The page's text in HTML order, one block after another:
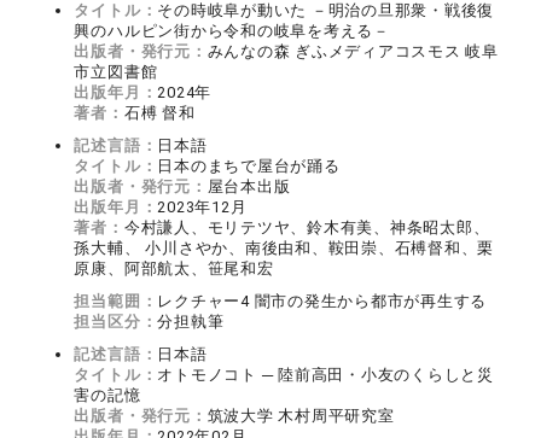
タイトル： その時岐阜が動いた －明治の旦那衆・戦後復
興のハルピン街から令和の岐阜を考える－
出版者・発行元： みんなの森 ぎふメディアコスモス 岐阜
市立図書館
出版年月：2024年
著者： 石榑 督和
記述言語： 日本語
タイトル： 日本のまちで屋台が踊る
出版者・発行元： 屋台本出版
出版年月：2023年12月
著者： 今村謙人、モリテツヤ、鈴木有美、神条昭太郎、
孫大輔、 小川さやか、南後由和、鞍田崇、石榑督和、栗
原康、阿部航太、笹尾和宏
担当範囲： レクチャー4 闇市の発生から都市が再生する
担当区分：分担執筆
記述言語： 日本語
タイトル： オトモノコト ─ 陸前高田・小友のくらしと災
害の記憶
出版者・発行元： 筑波大学 木村周平研究室